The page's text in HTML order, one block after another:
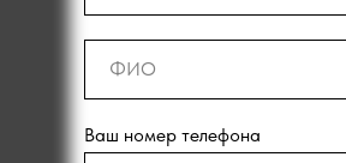
Ваш номер телефона